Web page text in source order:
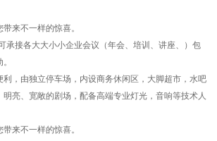
来不一样的惊喜。
承接各大大小小企业会议（年会、培训、讲座、）包
利，由独立停车场，内设商务休闲区，大脚超市，水吧
亮、宽敞的剧场，配备高端专业灯光，音响等技术人
来不一样的惊喜。